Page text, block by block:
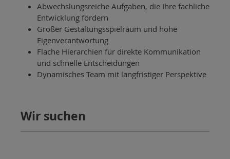
Abwechslungsreiche Aufgaben, die Ihre fachliche
Entwicklung fördern
Großer Gestaltungsspielraum und hohe
Eigenverantwortung
Flache Hierarchien für direkte Kommunikation
und schnelle Entscheidungen
Dynamisches Team mit langfristiger Perspektive
Wir suchen